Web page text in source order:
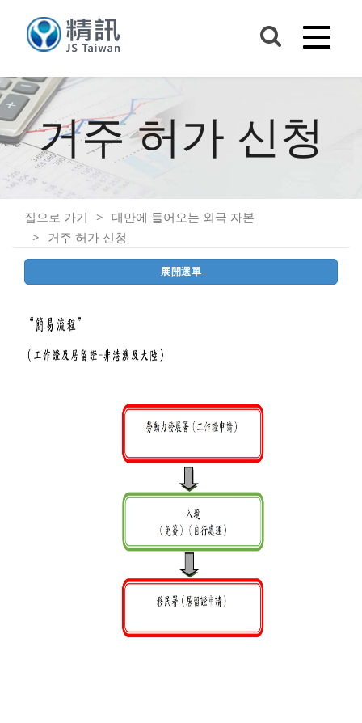
거주 허가 신청
집으로 가기
대만에 들어오는 외국 자본
거주 허가 신청
展開選單